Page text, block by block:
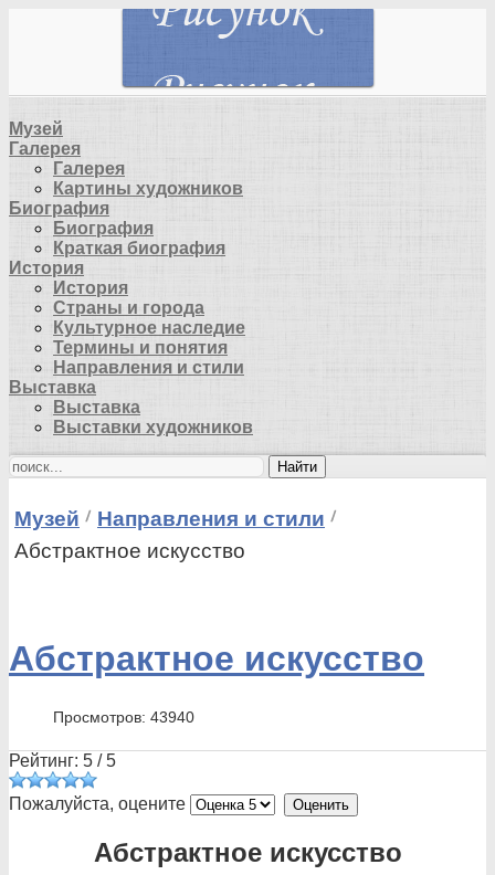
Музей
Галерея
Галерея
Картины художников
Биография
Биография
Краткая биография
История
История
Страны и города
Культурное наследие
Термины и понятия
Направления и стили
Выставка
Выставка
Выставки художников
Найти
Музей
Направления и стили
Абстрактное искусство
Абстрактное искусство
Просмотров: 43940
Рейтинг: 5 /5
Пожалуйста, оцените
Абстрактное искусство